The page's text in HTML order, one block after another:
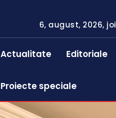
6, august, 2026, joi
Actualitate Editoriale
Proiecte speciale